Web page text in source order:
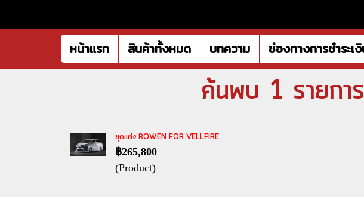
หน้าแรก สินค้าทั้งหมด บทความ ช่องทางการชำระเ
ค้นพบ 1 รายการ
ชุดเเต่ง ROWEN FOR VELLFIRE
฿265,800
(Product)